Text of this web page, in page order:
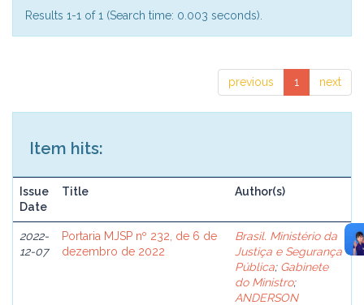
Results 1-1 of 1 (Search time: 0.003 seconds).
previous 1 next
Item hits:
Issue
Date
Title Author(s)
2022-
12-07
Portaria MJSP nº 232, de 6 de
dezembro de 2022
Brasil. Ministério da
Justiça e Segurança
Pública; Gabinete
do Ministro;
ANDERSON